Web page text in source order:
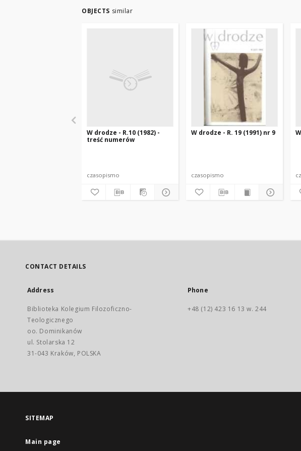
OBJECTS similar
W drodze - R.10 (1982) -
treść numerów
czasopismo
W drodze - R. 19 (1991) nr 9
czasopismo
CONTACT DETAILS
Address
Biblioteka Kolegium Filozoficzno-
Teologicznego
oo. Dominikanów
ul. Stolarska 12
31-043 Kraków, POLSKA
Phone
+48 (12) 423 16 13 w. 244
SITEMAP
Main page